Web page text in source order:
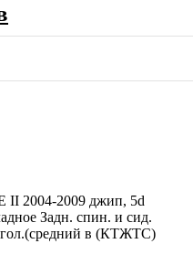
II 2004-2009 джип, 5d
Задн. спин. и сид.
в (КТЖТС)